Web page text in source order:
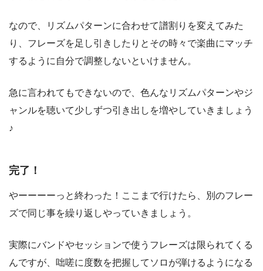
なので、リズムパターンに合わせて譜割りを変えてみた
り、フレーズを足し引きしたりとその時々で楽曲にマッチ
するように自分で調整しないといけません。
急に言われてもできないので、色んなリズムパターンやジ
ャンルを聴いて少しずつ引き出しを増やしていきましょう
♪
完了！
やーーーーっと終わった！ここまで行けたら、別のフレー
ズで同じ事を繰り返しやっていきましょう。
実際にバンドやセッションで使うフレーズは限られてくる
んですが、
咄嗟に度数を把握してソロが弾けるようになる